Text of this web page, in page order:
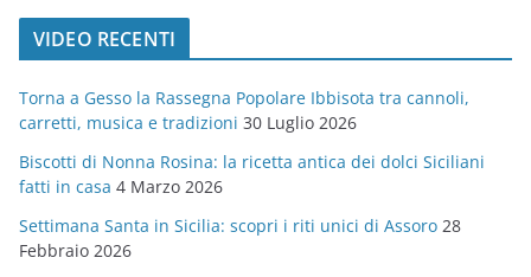
t
o
r
i
e
VIDEO RECENTI
Torna a Gesso la Rassegna Popolare Ibbisota tra cannoli,
carretti, musica e tradizioni 30 Luglio 2026
Biscotti di Nonna Rosina: la ricetta antica dei dolci Siciliani
fatti in casa 4 Marzo 2026
Settimana Santa in Sicilia: scopri i riti unici di Assoro 28
Febbraio 2026